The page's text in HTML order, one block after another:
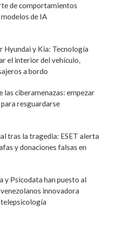
de comportamientos
de IA
Hyundai y Kia: Tecnología
el interior del vehículo,
a bordo
las ciberamenazas: empezar
resguardarse
tras la tragedia: ESET alerta
y donaciones falsas en
y Psicodata han puesto al
innovadora